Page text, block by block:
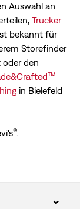
Auswahl an
Trucker
bekannt für
Storefinder
den
™
in Bielefeld
®.